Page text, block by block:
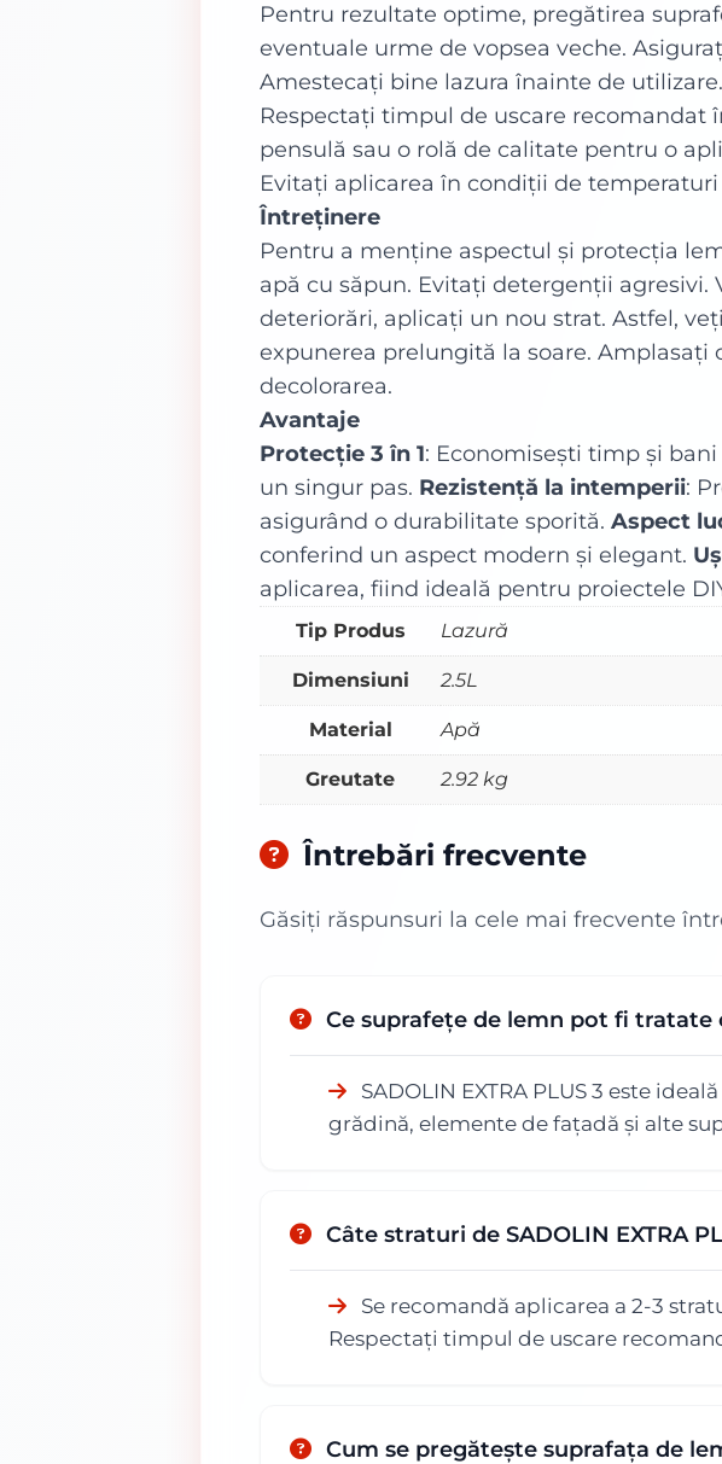
Pentru rezultate optime, pregătirea
eventuale urme de vopsea veche.
Amestecați bine lazura înainte de
Respectați timpul de uscare
pensulă sau o rolă de calitate pentru o
Evitați aplicarea în condiții de
Întreținere
Pentru a menține aspectul și protecția
apă cu săpun. Evitați detergenții
deteriorări, aplicați un nou strat. Astfel,
expunerea prelungită la soare.
decolorarea.
Avantaje
Protecție 3 în 1: Economisești timp și
un singur pas. Rezistență la intemperii:
asigurând o durabilitate sporită.Aspect
conferind un aspect modern și elegant.
aplicarea, fiind ideală pentru proiectele
Tip Produs Lazură
Dimensiuni 2.5L
Material Apă
Greutate 2.92 kg
Întrebări frecvente
Găsiți răspunsuri la cele mai frecvente
Ce suprafețe de lemn pot fi tratate
SADOLIN EXTRA PLUS 3 este
grădină, elemente de fațadă și alte
Câte straturi de SADOLIN EXTRA
Se recomandă aplicarea a 2-3
Respectați timpul de uscare
Cum se pregătește suprafața de